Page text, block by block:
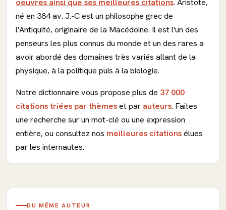
oeuvres ainsi que ses meilleures citations. Aristote,
né en 384 av. J.-C est un philosophe grec de
l'Antiquité, originaire de la Macédoine. Il est l'un des
penseurs les plus connus du monde et un des rares a
avoir abordé des domaines très variés allant de la
physique, à la politique puis à la biologie.
Notre dictionnaire vous propose plus de 37 000
citations triées par thèmeset par auteurs. Faites
une recherche sur un mot-clé ou une expression
entière, ou consultez nos meilleures citationsélues
par les internautes.
DU MÊME AUTEUR